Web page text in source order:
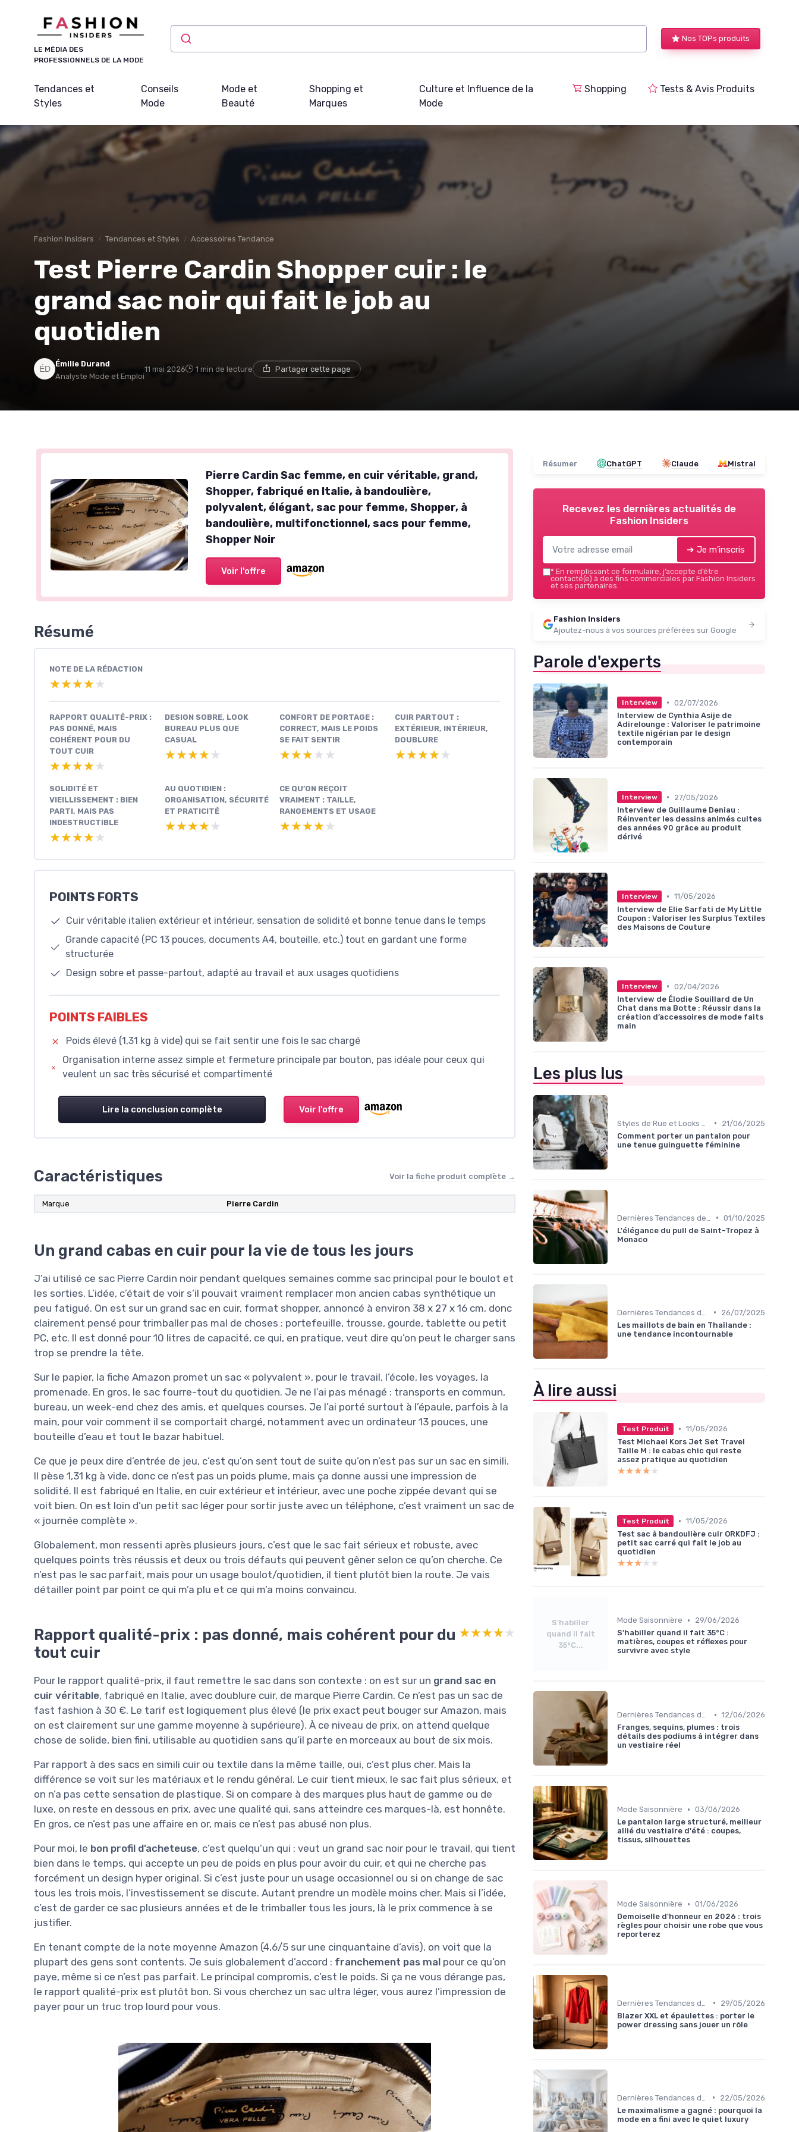
LE MÉDIA DES
PROFESSIONNELS DE LA MODE
Nos TOPs produits
Tendances et
Styles
Conseils
Mode
Mode et
Beauté
Shopping et
Marques
Culture et Influence de la
Mode
Shopping Tests & Avis Produits
Fashion Insiders Tendances et Styles Accessoires Tendance
Test Pierre Cardin Shopper cuir : le
grand sac noir qui fait le job au
quotidien
Émilie Durand
Analyste Mode et Emploi
11 mai 2026 1 min de lecture Partager cette page
Pierre Cardin Sac femme, en cuir véritable, grand,
Shopper, fabriqué en Italie, à bandoulière,
polyvalent, élégant, sac pour femme, Shopper, à
bandoulière, multifonctionnel, sacs pour femme,
Shopper Noir
Voir l'offre
Résumé
NOTE DE LA RÉDACTION
★★★★★
★★★★★
RAPPORT QUALITÉ-PRIX :
PAS DONNÉ, MAIS
COHÉRENT POUR DU
TOUT CUIR
★★★★★
★★★★★
DESIGN SOBRE, LOOK
BUREAU PLUS QUE
CASUAL
★★★★★
★★★★★
CONFORT DE PORTAGE :
CORRECT, MAIS LE POIDS
SE FAIT SENTIR
★★★★★
★★★★★
CUIR PARTOUT :
EXTÉRIEUR, INTÉRIEUR,
DOUBLURE
★★★★★
★★★★★
SOLIDITÉ ET
VIEILLISSEMENT : BIEN
PARTI, MAIS PAS
INDESTRUCTIBLE
★★★★★
★★★★★
AU QUOTIDIEN :
ORGANISATION, SÉCURITÉ
ET PRATICITÉ
★★★★★
★★★★★
CE QU’ON REÇOIT
VRAIMENT : TAILLE,
RANGEMENTS ET USAGE
★★★★★
★★★★★
POINTS FORTS
Cuir véritable italien extérieur et intérieur, sensation de solidité et bonne tenue dans le temps
Grande capacité (PC 13 pouces, documents A4, bouteille, etc.) tout en gardant une forme
structurée
Design sobre et passe-partout, adapté au travail et aux usages quotidiens
POINTS FAIBLES
Poids élevé (1,31 kg à vide) qui se fait sentir une fois le sac chargé
Organisation interne assez simple et fermeture principale par bouton, pas idéale pour ceux qui
veulent un sac très sécurisé et compartimenté
Lire la conclusion complète Voir l'offre
Caractéristiques Voir la fiche produit complète →
Marque Pierre Cardin
Un grand cabas en cuir pour la vie de tous les jours
J’ai utilisé ce sac Pierre Cardin noir pendant quelques semaines comme sac principal pour le boulot et
les sorties. L’idée, c’était de voir s’il pouvait vraiment remplacer mon ancien cabas synthétique un
peu fatigué. On est sur un grand sac en cuir, format shopper, annoncé à environ 38 x 27 x 16 cm, donc
clairement pensé pour trimballer pas mal de choses : portefeuille, trousse, gourde, tablette ou petit
PC, etc. Il est donné pour 10 litres de capacité, ce qui, en pratique, veut dire qu’on peut le charger sans
trop se prendre la tête.
Sur le papier, la fiche Amazon promet un sac « polyvalent », pour le travail, l’école, les voyages, la
promenade. En gros, le sac fourre-tout du quotidien. Je ne l’ai pas ménagé : transports en commun,
bureau, un week-end chez des amis, et quelques courses. Je l’ai porté surtout à l’épaule, parfois à la
main, pour voir comment il se comportait chargé, notamment avec un ordinateur 13 pouces, une
bouteille d’eau et tout le bazar habituel.
Ce que je peux dire d’entrée de jeu, c’est qu’on sent tout de suite qu’on n’est pas sur un sac en simili.
Il pèse 1,31 kg à vide, donc ce n’est pas un poids plume, mais ça donne aussi une impression de
solidité. Il est fabriqué en Italie, en cuir extérieur et intérieur, avec une poche zippée devant qui se
voit bien. On est loin d’un petit sac léger pour sortir juste avec un téléphone, c’est vraiment un sac de
« journée complète ».
Globalement, mon ressenti après plusieurs jours, c’est que le sac fait sérieux et robuste, avec
quelques points très réussis et deux ou trois défauts qui peuvent gêner selon ce qu’on cherche. Ce
n’est pas le sac parfait, mais pour un usage boulot/quotidien, il tient plutôt bien la route. Je vais
détailler point par point ce qui m’a plu et ce qui m’a moins convaincu.
Rapport qualité-prix : pas donné, mais cohérent pour du
tout cuir
★★★★★
★★★★★
Pour le rapport qualité-prix, il faut remettre le sac dans son contexte : on est sur un grand sac en
cuir véritable, fabriqué en Italie, avec doublure cuir, de marque Pierre Cardin. Ce n’est pas un sac de
fast fashion à 30 €. Le tarif est logiquement plus élevé (le prix exact peut bouger sur Amazon, mais
on est clairement sur une gamme moyenne à supérieure). À ce niveau de prix, on attend quelque
chose de solide, bien fini, utilisable au quotidien sans qu’il parte en morceaux au bout de six mois.
Par rapport à des sacs en simili cuir ou textile dans la même taille, oui, c’est plus cher. Mais la
différence se voit sur les matériaux et le rendu général. Le cuir tient mieux, le sac fait plus sérieux, et
on n’a pas cette sensation de plastique. Si on compare à des marques plus haut de gamme ou de
luxe, on reste en dessous en prix, avec une qualité qui, sans atteindre ces marques-là, est honnête.
En gros, ce n’est pas une affaire en or, mais ce n’est pas abusé non plus.
Pour moi, le bon profil d’acheteuse, c’est quelqu’un qui : veut un grand sac noir pour le travail, qui tient
bien dans le temps, qui accepte un peu de poids en plus pour avoir du cuir, et qui ne cherche pas
forcément un design hyper original. Si c’est juste pour un usage occasionnel ou si on change de sac
tous les trois mois, l’investissement se discute. Autant prendre un modèle moins cher. Mais si l’idée,
c’est de garder ce sac plusieurs années et de le trimballer tous les jours, là le prix commence à se
justifier.
En tenant compte de la note moyenne Amazon (4,6/5 sur une cinquantaine d’avis), on voit que la
plupart des gens sont contents. Je suis globalement d’accord : franchement pas mal pour ce qu’on
paye, même si ce n’est pas parfait. Le principal compromis, c’est le poids. Si ça ne vous dérange pas,
le rapport qualité-prix est plutôt bon. Si vous cherchez un sac ultra léger, vous aurez l’impression de
payer pour un truc trop lourd pour vous.
Résumer ChatGPT Claude Mistral
Recevez les dernières actualités de
Fashion Insiders
➔ Je m'inscris
* En remplissant ce formulaire, j’accepte d’être
contacté(e) à des fins commerciales par Fashion Insiders
et ses partenaires.
Fashion Insiders
Ajoutez-nous à vos sources préférées sur Google
Parole d'experts
Interview • 02/07/2026
Interview de Cynthia Asije de
Adirelounge : Valoriser le patrimoine
textile nigérian par le design
contemporain
Interview •
27/05/2026
Interview de Guillaume Deniau :
Réinventer les dessins animés cultes
des années 90 grâce au produit
dérivé
Interview • 11/05/2026
Interview de Elie Sarfati de My Little
Coupon : Valoriser les Surplus Textiles
des Maisons de Couture
Interview • 02/04/2026
Interview de Élodie Souillard de Un
Chat dans ma Botte : Réussir dans la
création d’accessoires de mode faits
main
Les plus lus
•
21/06/2025
Comment porter un pantalon pour
une tenue guinguette féminine
• 01/10/2025
L'élégance du pull de Saint-Tropez à
Monaco
•
26/07/2025
Les maillots de bain en Thaïlande :
une tendance incontournable
À lire aussi
Test Produit • 11/05/2026
Test Michael Kors Jet Set Travel
Taille M : le cabas chic qui reste
assez pratique au quotidien
★★★★★
★★★★★
Test Produit • 11/05/2026
Test sac à bandoulière cuir ORKDFJ :
petit sac carré qui fait le job au
quotidien
★★★★★
★★★★★
S'habiller
quand il fait
35°C...
Mode Saisonnière •
29/06/2026
S'habiller quand il fait 35°C :
matières, coupes et réflexes pour
survivre avec style
Dernières Tendances de Mode • 12/06/2026
Franges, sequins, plumes : trois
détails des podiums à intégrer dans
un vestiaire réel
Mode Saisonnière • 03/06/2026
Le pantalon large structuré, meilleur
allié du vestiaire d'été : coupes,
tissus, silhouettes
Mode Saisonnière • 01/06/2026
Demoiselle d'honneur en 2026 : trois
règles pour choisir une robe que vous
reporterez
•
29/05/2026
Blazer XXL et épaulettes : porter le
power dressing sans jouer un rôle
•
22/05/2026
Le maximalisme a gagné : pourquoi la
mode en a fini avec le quiet luxury